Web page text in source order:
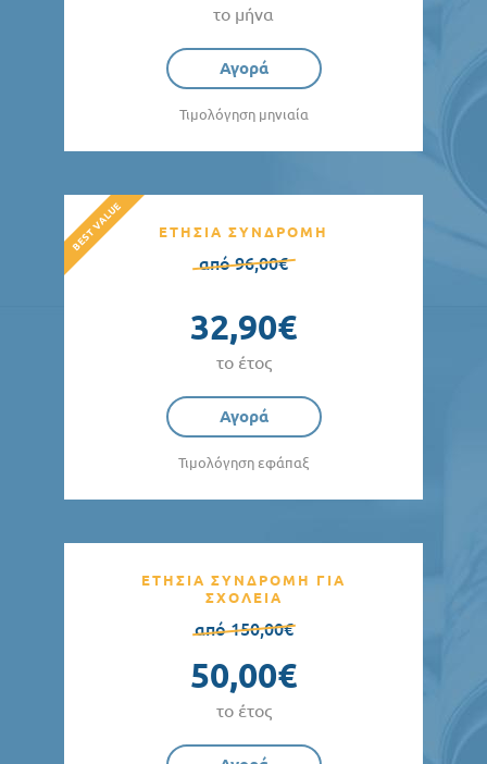
το μήνα
Αγορά
Τιμολόγηση μηνιαία
ΕΤΗΣΙΑ ΣΥΝΔΡΟΜΗ
από 96,00€
32,90€
το έτος
Αγορά
Τιμολόγηση εφάπαξ
ΕΤΗΣΙΑ ΣΥΝΔΡΟΜΗ ΓΙΑ
ΣΧΟΛΕΙΑ
από 150,00€
50,00€
το έτος